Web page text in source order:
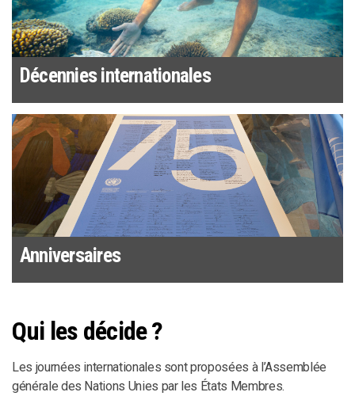
Décennies internationales
Anniversaires
Qui les décide ?
Les journées internationales sont proposées à l’Assemblée
générale des Nations Unies par les États Membres.